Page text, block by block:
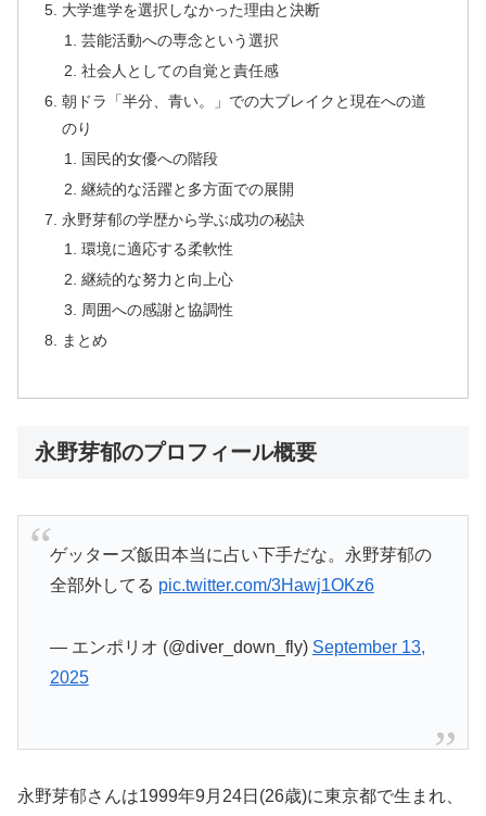
大学進学を選択しなかった理由と決断
芸能活動への専念という選択
社会人としての自覚と責任感
朝ドラ「半分、青い。」での大ブレイクと現在への道
のり
国民的女優への階段
継続的な活躍と多方面での展開
永野芽郁の学歴から学ぶ成功の秘訣
環境に適応する柔軟性
継続的な努力と向上心
周囲への感謝と協調性
まとめ
永野芽郁のプロフィール概要
ゲッターズ飯田本当に占い下手だな。永野芽郁の
全部外してる pic.twitter.com/3Hawj1OKz6
— エンポリオ (@diver_down_fly) September 13,
2025
永野芽郁さんは1999年9月24日(26歳)に東京都で生まれ、